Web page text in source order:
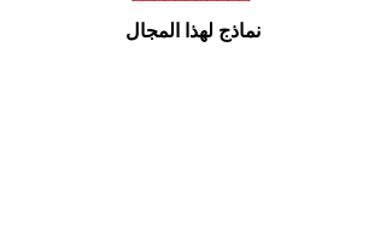
نماذج لهذا المجال